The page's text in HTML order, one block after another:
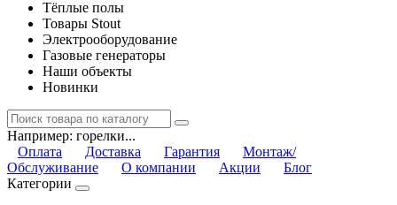
Тёплые полы
Товары Stout
Электрооборудование
Газовые генераторы
Наши объекты
Новинки
Например: горелки...
Оплата
Доставка Гарантия
Монтаж/
Обслуживание
О компании Акции
Блог
Категории